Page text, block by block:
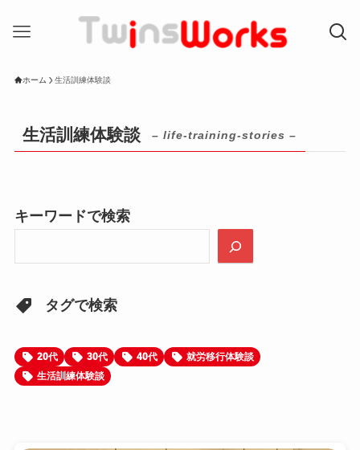
ホーム 生活訓練体験談
生活訓練体験談 – life-training-stories –
キーワードで検索
タグで検索
20代 30代 40代
就労移行体験談
生活訓練体験談